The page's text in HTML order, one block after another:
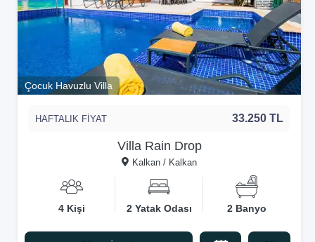
Çocuk Havuzlu Villa
Villa Rain Drop
Kalkan / Kalkan
HAFTALIK FİYAT 33.250 TL
4 Kişi 2 Yatak Odası 2 Banyo